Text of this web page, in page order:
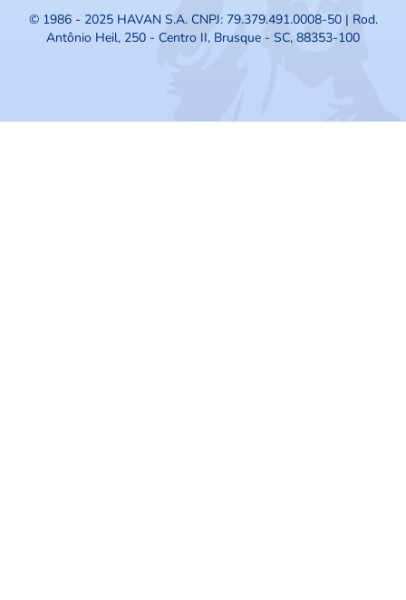
© 1986 - 2025 HAVAN S.A. CNPJ: 79.379.491.0008-50 | Rod.
Antônio Heil, 250 - Centro II, Brusque - SC, 88353-100